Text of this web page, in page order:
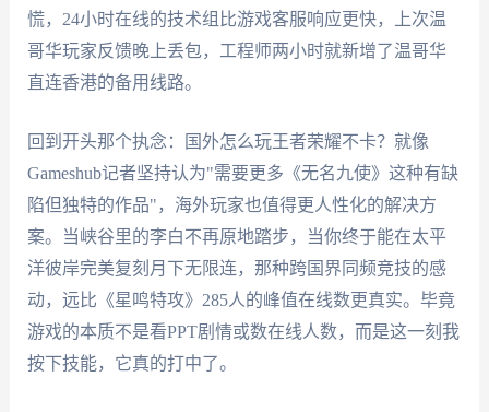
慌，24小时在线的技术组比游戏客服响应更快，上次温
哥华玩家反馈晚上丢包，工程师两小时就新增了温哥华
直连香港的备用线路。
回到开头那个执念：国外怎么玩王者荣耀不卡？就像
Gameshub记者坚持认为"需要更多《无名九使》这种有缺
陷但独特的作品"，海外玩家也值得更人性化的解决方
案。当峡谷里的李白不再原地踏步，当你终于能在太平
洋彼岸完美复刻月下无限连，那种跨国界同频竞技的感
动，远比《星鸣特攻》285人的峰值在线数更真实。毕竟
游戏的本质不是看PPT剧情或数在线人数，而是这一刻我
按下技能，它真的打中了。